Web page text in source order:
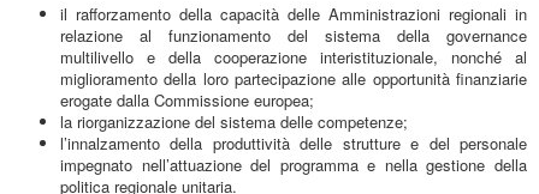
il rafforzamento della capacità delle Amministrazioni regionali in
relazione al funzionamento del sistema della governance
multilivello e della cooperazione interistituzionale, nonché al
miglioramento della loro partecipazione alle opportunità finanziarie
erogate dalla Commissione europea;
la riorganizzazione del sistema delle competenze;
l’innalzamento della produttività delle strutture e del personale
impegnato nell’attuazione del programma e nella gestione della
politica regionale unitaria.